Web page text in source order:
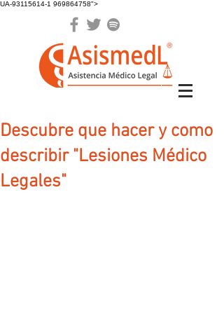
UA-93115614-1 969864758">
Descubre que hacer y como
describir "Lesiones Médico
Legales"